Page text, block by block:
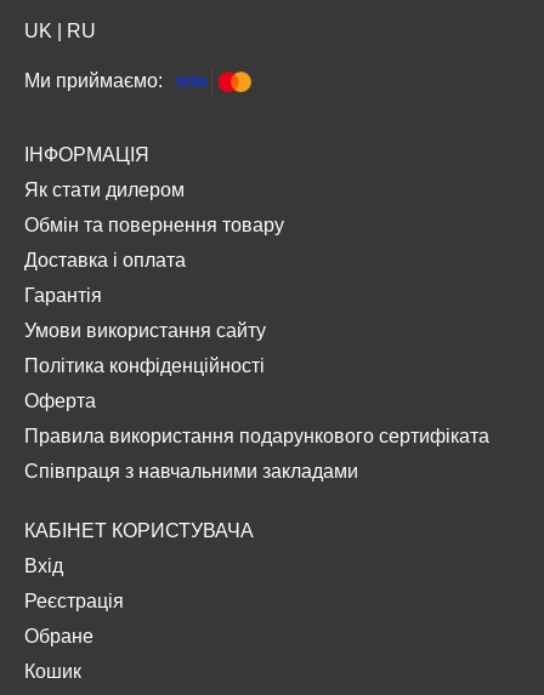
UK RU
Ми приймаємо:
ІНФОРМАЦІЯ
Як стати дилером
Обмін та повернення товару
Доставка і оплата
Гарантія
Умови використання сайту
Політика конфіденційності
Оферта
Правила використання подарункового сертифіката
Співпраця з навчальними закладами
КАБІНЕТ КОРИСТУВАЧА
Вхід
Реєстрація
Обране
Кошик